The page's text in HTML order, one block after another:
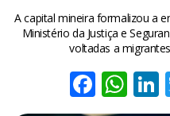
A capital mineira formalizou a
Ministério da Justiça e
voltadas a